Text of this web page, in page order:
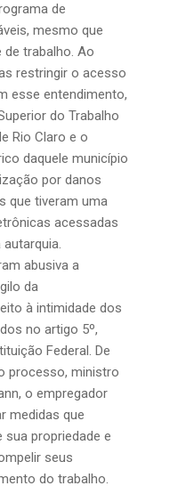
de
mesmo que
trabalho. Ao
restringir o acesso
esse entendimento,
do Trabalho
Rio Claro e o
daquele município
por danos
que tiveram uma
acessadas
abusiva a
da
à intimidade dos
no artigo 5º,
Federal. De
processo, ministro
o empregador
medidas que
propriedade e
seus
do trabalho.